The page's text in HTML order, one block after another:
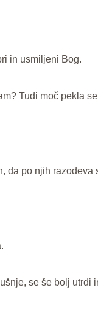
in usmiljeni Bog.
Tudi moč pekla
da po njih razodeva
se še bolj utrdi